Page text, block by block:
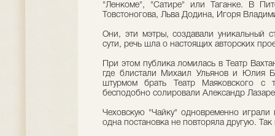
"Ленкоме", "Сатире" или Таганке. В
Товстоногова, Льва Додина, Игоря
Они, эти мэтры, создавали уникальный
сути, речь шла о настоящих авторских
При этом публика ломилась в Театр
где блистали Михаил Ульянов и Юлия
штурмом брать Театр Маяковского с
бесподобно солировали Александр
Чеховскую "Чайку" одновременно играли
одна постановка не повторяла другую. Так